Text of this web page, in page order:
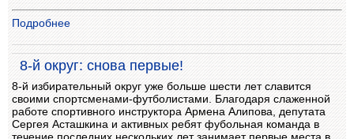
Подробнее
8-й округ: снова первые!
8-й избирательный округ уже больше шести лет славится
своими спортсменами-футболистами. Благодаря слаженной
работе спортивного инструктора Армена Алипова, депутата
Сергея Асташкина и активных ребят фубольная команда в